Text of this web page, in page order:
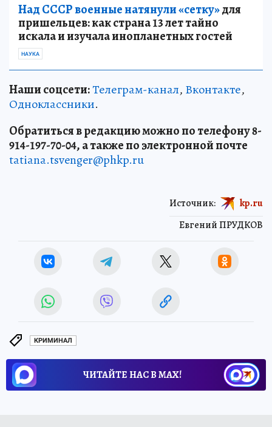
Над СССР военные натянули «сетку»для
пришельцев: как страна 13 лет тайно
искала и изучала инопланетных гостей
НАУКА
Наши соцсети:Телеграм-канал, Вконтакте,
Одноклассники.
Обратиться в редакцию можно по телефону 8-
914-197-70-04, а также по электронной почте
tatiana.tsvenger@phkp.ru
Евгений ПРУДКОВ
Источник: kp.ru
КРИМИНАЛ
ЧИТАЙТЕ НАС В МАХ!